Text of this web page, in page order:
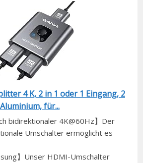
4 K, 2 in 1 oder 1 Eingang, 2
für...
bidirektionaler 4K@60Hz】Der
Umschalter ermöglicht es
】Unser HDMI-Umschalter